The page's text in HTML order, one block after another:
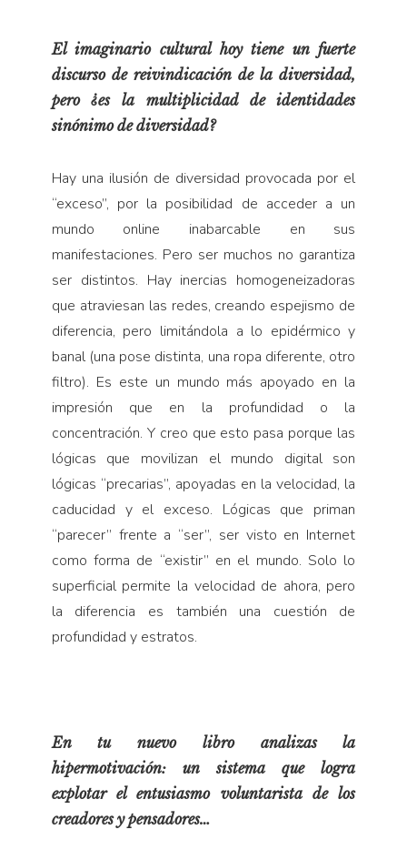
El imaginario cultural hoy tiene un fuerte
discurso de reivindicación de la diversidad,
pero ¿es la multiplicidad de identidades
sinónimo de diversidad?
Hay una ilusión de diversidad provocada por el
“exceso”, por la posibilidad de acceder a un
mundo online inabarcable en sus
manifestaciones. Pero ser muchos no garantiza
ser distintos. Hay inercias homogeneizadoras
que atraviesan las redes, creando espejismo de
diferencia, pero limitándola a lo epidérmico y
banal (una pose distinta, una ropa diferente, otro
filtro). Es este un mundo más apoyado en la
impresión que en la profundidad o la
concentración. Y creo que esto pasa porque las
lógicas que movilizan el mundo digital son
lógicas “precarias”, apoyadas en la velocidad, la
caducidad y el exceso. Lógicas que priman
“parecer” frente a “ser”, ser visto en Internet
como forma de “existir” en el mundo. Solo lo
superficial permite la velocidad de ahora, pero
la diferencia es también una cuestión de
profundidad y estratos.
En tu nuevo libro analizas la
hipermotivación: un sistema que logra
explotar el entusiasmo voluntarista de los
creadores y pensadores…